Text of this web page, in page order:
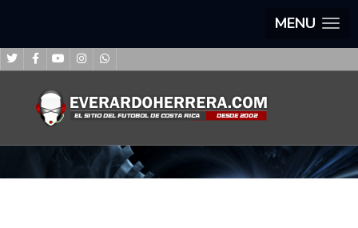
MENU